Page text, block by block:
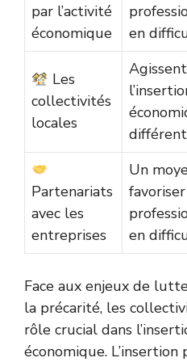
par l’activité
économique
en
Les
collectivités
locales
Partenariats
avec les
entreprises
Un
en
Face aux enjeux de
la précarité, les
rôle crucial dans
économique. L’insertion